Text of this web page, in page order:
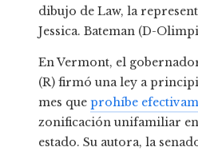
dibujo de Law, la
Jessica. Bateman (D-
En Vermont, el
(R) firmó una ley a
mes que prohíbe
zonificación unifamiliar
estado. Su autora, la